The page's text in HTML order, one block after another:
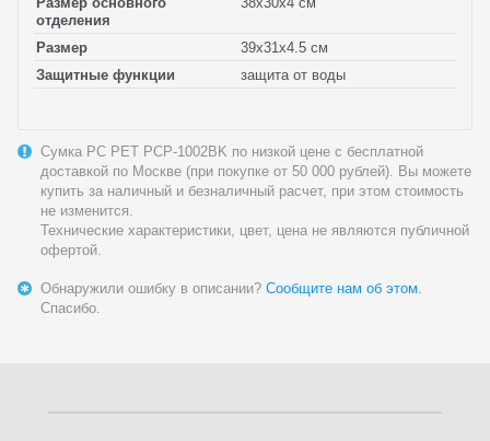
отделения
Размер
39x31x4.5 см
Защитные функции
защита от воды
Сумка PC PET PCP-1002BK по низкой цене с бесплатной
доставкой по Москве (при покупке от 50 000 рублей). Вы можете
купить за наличный и безналичный расчет, при этом стоимость
не изменится.
Технические характеристики, цвет, цена не являются публичной
офертой.
Обнаружили ошибку в описании? Сообщите нам об этом.
Спасибо.